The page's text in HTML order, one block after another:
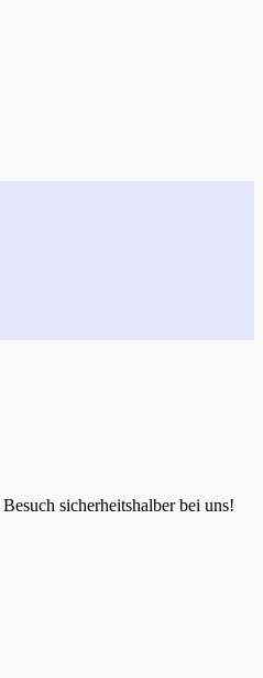
sicherheitshalber bei uns!